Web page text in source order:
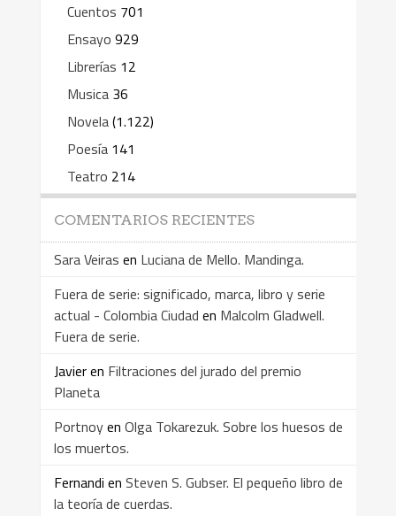
Cuentos 701
Ensayo 929
Librerías 12
Musica 36
Novela(1.122)
Poesía 141
Teatro 214
COMENTARIOS RECIENTES
Sara Veiras en Luciana de Mello. Mandinga.
Fuera de serie: significado, marca, libro y serie
actual - Colombia Ciudad en Malcolm Gladwell.
Fuera de serie.
Javieren Filtraciones del jurado del premio
Planeta
Portnoyen Olga Tokarezuk. Sobre los huesos de
los muertos.
Fernandi en Steven S. Gubser. El pequeño libro de
la teoría de cuerdas.